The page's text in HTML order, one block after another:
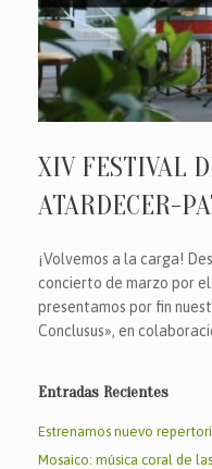
XIV FESTIVAL
ATARDECER-
¡Volvemos a la carga!
concierto de marzo por
presentamos por fin
Conclusus», en
Entradas Recientes
Estrenamos nuevo
Mosaico: música coral de